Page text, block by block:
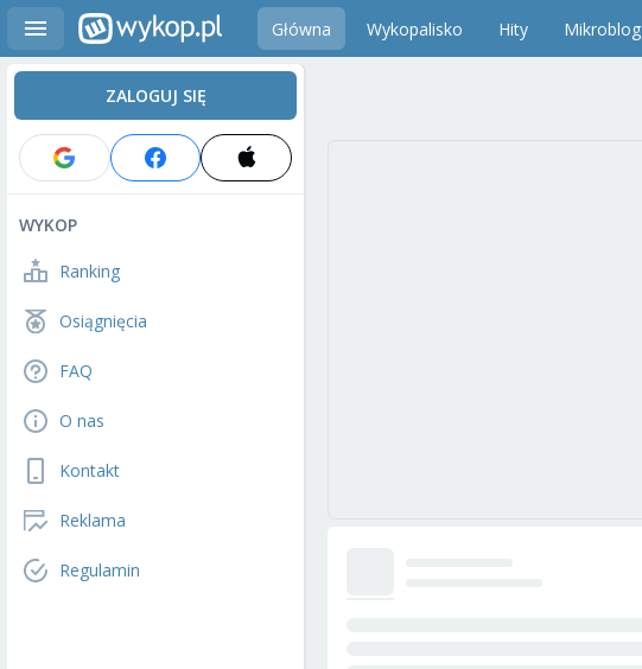
Główna Wykopalisko Hity Mikroblog
ZALOGUJ SIĘ
WYKOP
Ranking
Osiągnięcia
FAQ
O nas
Kontakt
Reklama
Regulamin